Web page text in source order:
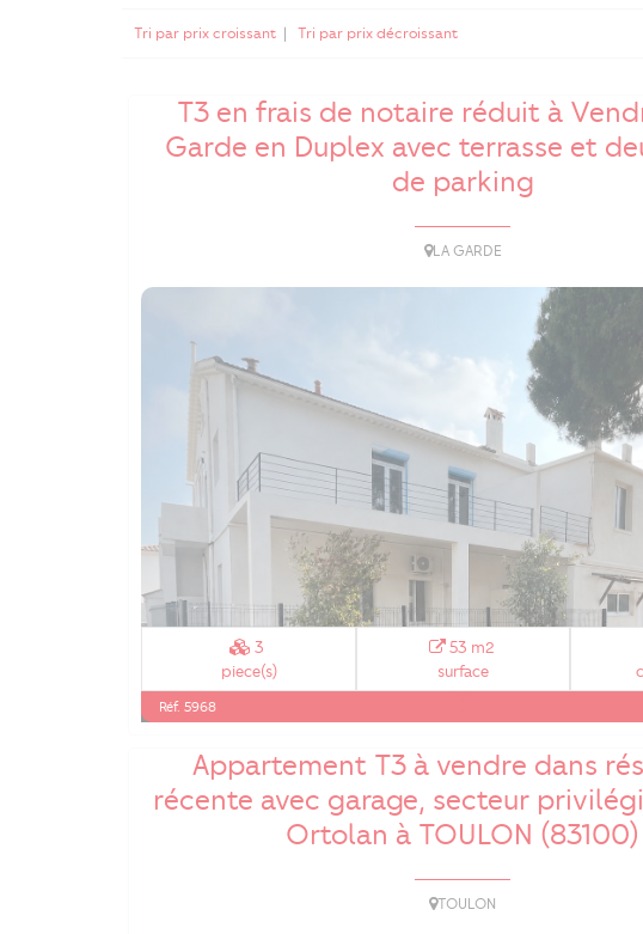
Tri par prix croissant | Tri par prix décroissant
T3 en frais de notaire réduit à
Garde en Duplex avec terrasse et
de parking
LA GARDE
3
piece(s)
53 m2
surface
Réf. 5968
Appartement T3 à vendre dans
récente avec garage, secteur
Ortolan à TOULON (83100)
TOULON